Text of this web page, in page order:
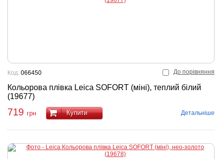
До порівняння
Кольорова плівка Leica SOFORT (міні), теплий білий
(19677)
Код: 066450
719 грн Купити Детальніше